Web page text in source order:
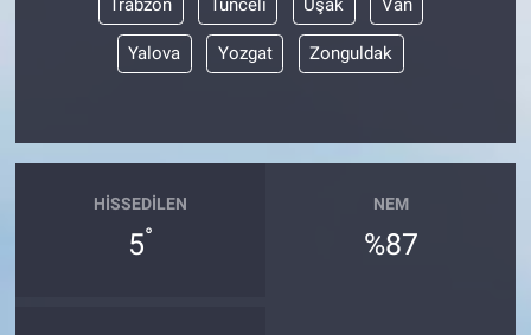
Trabzon Tunceli Uşak Van
Yalova Yozgat Zonguldak
HISSEDILEN
5°
NEM
%87